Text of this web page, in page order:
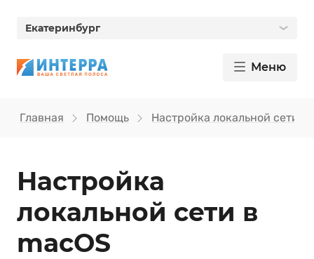
Екатеринбург
Меню
Главная Помощь Настройка локальной сети
Настройка
локальной сети в
macOS